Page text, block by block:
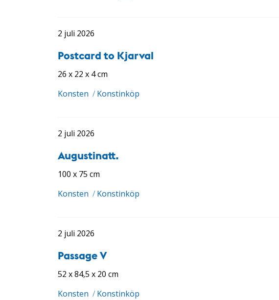
2 juli 2026
Postcard to Kjarval
26 x 22 x 4 cm
Konsten / Konstinköp
2 juli 2026
Augustinatt.
100 x 75 cm
Konsten / Konstinköp
2 juli 2026
Passage V
52 x 84,5 x 20 cm
Konsten / Konstinköp